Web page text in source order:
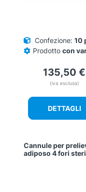
Confezione: 10
Prodotto con
135,50 €
(iva esclusa)
DETTAGLI
Cannule per
adiposo 4 fori